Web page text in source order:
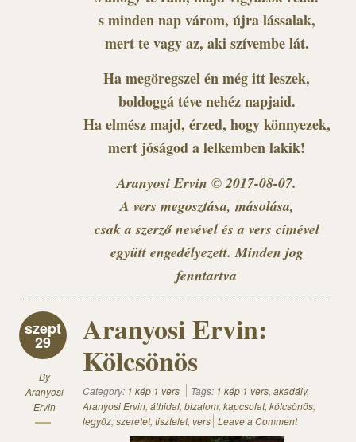
s minden nap várom, újra lássalak,
mert te vagy az, aki szívembe lát.
Ha megöregszel én még itt leszek,
boldoggá téve nehéz napjaid.
Ha elmész majd, érzed, hogy könnyezek,
mert jóságod a lelkemben lakik!
Aranyosi Ervin © 2017-08-07.
A vers megosztása, másolása,
csak a szerző nevével és a vers címével
együtt engedélyezett. Minden jog
fenntartva
szept
29
By
Aranyosi
Ervin
Aranyosi Ervin:
Kölcsönös
Category: 1 kép 1 vers Tags: 1 kép 1 vers, akadály,
Aranyosi Ervin, áthidal, bizalom, kapcsolat, kölcsönös,
legyőz, szeretet, tisztelet, vers Leave a Comment